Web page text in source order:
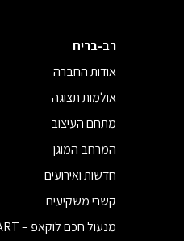
רב-בריח
אודות החברה
אולמות תצוגה
מתחם העיצוב
המרחב המוגן
חדשות ואירועים
קשרי משקיעים
מנעול חכם לוקאפ – SMART